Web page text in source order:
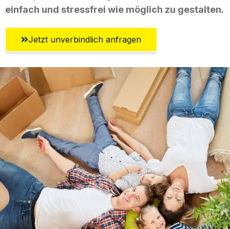
einfach und stressfrei wie möglich zu gestalten.
Jetzt unverbindlich anfragen